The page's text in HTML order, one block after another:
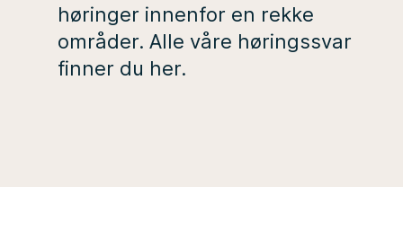
høringer innenfor en rekke
områder. Alle våre høringssvar
finner du her.